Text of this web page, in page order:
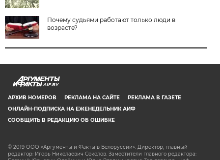
Почему судьями работают только люди в
возрасте?
AIF.BY
АРХИВ НОМЕРОВ РЕКЛАМА НА САЙТЕ
РЕКЛАМА В ГАЗЕТЕ
ОНЛАЙН-ПОДПИСКА НА ЕЖЕНЕДЕЛЬНИК АИФ
СООБЩИТЬ В РЕДАКЦИЮ ОБ ОШИБКЕ
© 2019 ООО «Аргументы и Факты в Белоруссии». Директор, главный
редактор: Игорь Николаевич Соколов. Заместители главного редактора: